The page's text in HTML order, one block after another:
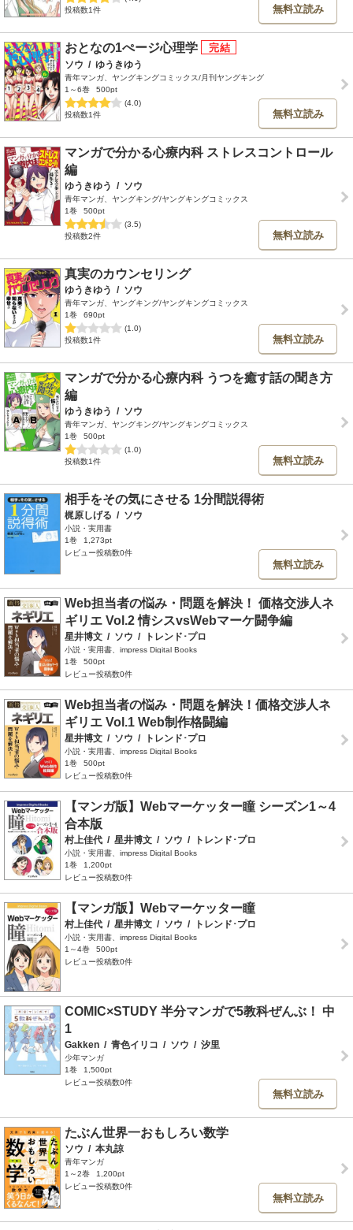
投稿数1件
無料立読み
おとなの1ぺージ心理学
ソウ / ゆうきゆう
青年マンガ、ヤングキングコミックス/月刊ヤングキング
1～6巻
500pt
(4.0)
投稿数1件
無料立読み
マンガで分かる心療内科 ストレスコントロール
編
ゆうきゆう / ソウ
青年マンガ、ヤングキング/ヤングキングコミックス
1巻
500pt
(3.5)
投稿数2件
無料立読み
真実のカウンセリング
ゆうきゆう / ソウ
青年マンガ、ヤングキング/ヤングキングコミックス
1巻
690pt
(1.0)
投稿数1件
無料立読み
マンガで分かる心療内科 うつを癒す話の聞き方
編
ゆうきゆう / ソウ
青年マンガ、ヤングキング/ヤングキングコミックス
1巻
500pt
(1.0)
投稿数1件
無料立読み
相手をその気にさせる 1分間説得術
梶原しげる / ソウ
小説・実用書
1巻
1,273pt
レビュー投稿数0件
無料立読み
Web担当者の悩み・問題を解決！ 価格交渉人ネ
ギリエ Vol.2 情シスvsWebマーケ闘争編
星井博文 / ソウ / トレンド･プロ
小説・実用書、impress Digital Books
1巻
500pt
レビュー投稿数0件
Web担当者の悩み・問題を解決！価格交渉人ネ
ギリエ Vol.1 Web制作格闘編
星井博文 / ソウ / トレンド･プロ
小説・実用書、impress Digital Books
1巻
500pt
レビュー投稿数0件
【マンガ版】Webマーケッター瞳 シーズン1～4
合本版
村上佳代 / 星井博文 / ソウ / トレンド･プロ
小説・実用書、impress Digital Books
1巻
1,200pt
レビュー投稿数0件
【マンガ版】Webマーケッター瞳
村上佳代 / 星井博文 / ソウ / トレンド･プロ
小説・実用書、impress Digital Books
1～4巻
500pt
レビュー投稿数0件
COMIC×STUDY 半分マンガで5教科ぜんぶ！ 中
1
Gakken / 青色イリコ / ソウ / 汐里
少年マンガ
1巻
1,500pt
レビュー投稿数0件
無料立読み
たぶん世界一おもしろい数学
ソウ / 本丸諒
青年マンガ
1～2巻
1,200pt
レビュー投稿数0件
無料立読み